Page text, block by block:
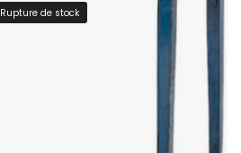
Rupture de stock